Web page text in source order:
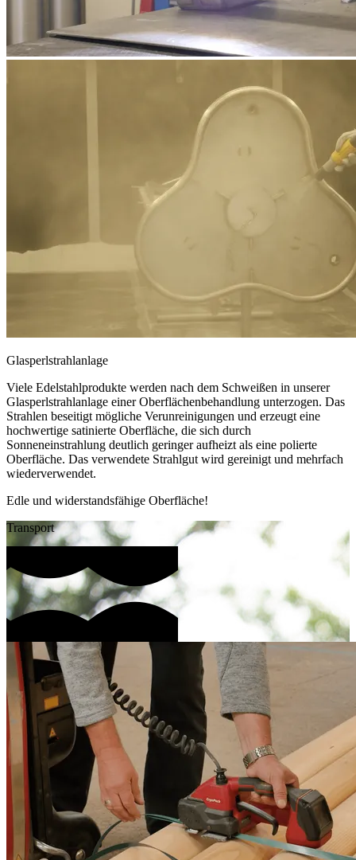
Glasperlstrahlanlage
Viele Edelstahlprodukte werden nach dem Schweißen in unserer
Glasperlstrahlanlage einer Oberflächenbehandlung unterzogen. Das
Strahlen beseitigt mögliche Verunreinigungen und erzeugt eine
hochwertige satinierte Oberfläche, die sich durch
Sonneneinstrahlung deutlich geringer aufheizt als eine polierte
Oberfläche. Das verwendete Strahlgut wird gereinigt und mehrfach
wiederverwendet.
Edle und widerstandsfähige Oberfläche!
Transport